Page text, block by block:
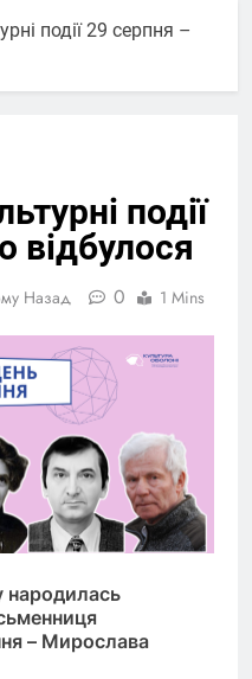
події 29 серпня –
події
відбулося
Назад 0 1 Mins
народилась
– Мирослава